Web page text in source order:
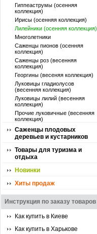
Гиппеаструмы (осенняя
коллекция)
Ирисы (осенняя коллекция)
Лилейники (осенняя коллекция)
Многолетники
Саженцы пионов (осенняя
коллекция)
Саженцы роз (весенняя
коллекция)
Георгины (весеняя коллекция)
Луковицы гладиолусов
(весенняя коллекция)
Луковицы лилий (весенняя
коллекция)
Прочие луковичные (весенняя
коллекция)
Саженцы плодовых
деревьев и кустарников
Товары для туризма и
отдыха
Новинки
Хиты продаж
Инструкция по заказу товаров
Как купить в Киеве
Как купить в Харькове